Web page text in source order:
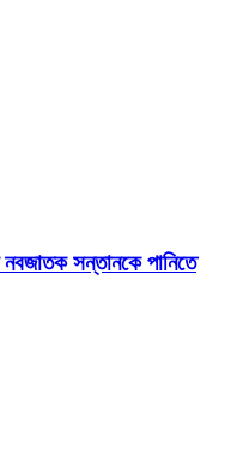
নবজাতক সন্তানকে পানিতে